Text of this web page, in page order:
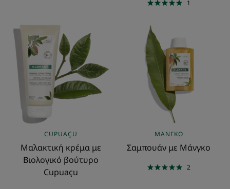
1
κρέμα
με
Βιολογικό
βούτυρο
Cupuaçu
CUPUAÇU
Μαλακτική κρέμα με
Βιολογικό βούτυρο
Cupuaçu
με
Μάνγκο
ΜΆΝΓΚΟ
Σαμπουάν με Μάνγκο
2